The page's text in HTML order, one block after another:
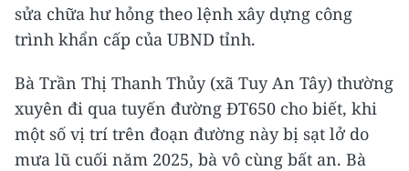
sửa chữa hư hỏng theo lệnh xây dựng công
trình khẩn cấp của UBND tỉnh.
Bà Trần Thị Thanh Thủy (xã Tuy An Tây) thường
xuyên đi qua tuyến đường ĐT650 cho biết, khi
một số vị trí trên đoạn đường này bị sạt lở do
mưa lũ cuối năm 2025, bà vô cùng bất an. Bà